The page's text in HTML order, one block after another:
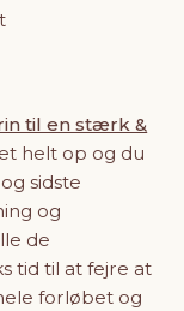
til en stærk &
helt op og du
sidste
og
de
tid til at fejre at
forløbet og